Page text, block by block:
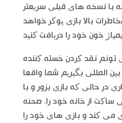
با نسخه های قبلی سریعتر
بالا بازی پوکر خواهد
تونم نقد کردن خسته کننده
المللی بگیریم شما واقعا
در حالی که بازی بزور و با
ساکت از خانه خود را. صحنه
می کند و بازی های خود را